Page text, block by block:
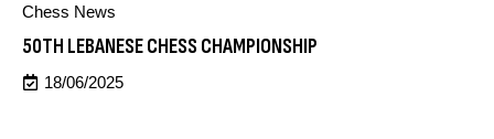
Chess News
50TH LEBANESE CHESS CHAMPIONSHIP
18/06/2025